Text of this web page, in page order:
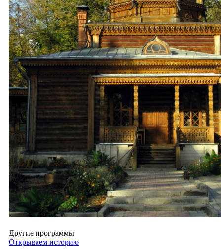
Другие программы
Открываем историю